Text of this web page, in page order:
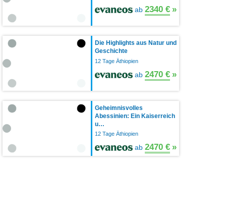
ab 2340 € »
Die Highlights aus Natur und
Geschichte
12 Tage Äthiopien
ab 2470 € »
Geheimnisvolles
Abessinien: Ein Kaiserreich
u…
12 Tage Äthiopien
ab 2470 € »